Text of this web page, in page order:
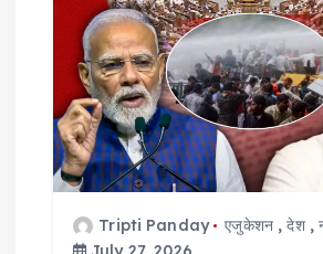
Tripti Panday एजुकेशन,देश,